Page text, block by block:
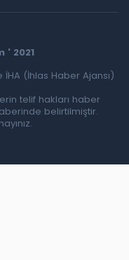
' 2021
(İhlas Haber Ajansı)
telif hakları haber
belirtilmiştir.